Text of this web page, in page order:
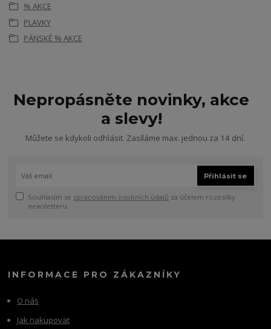
% AKCE
PLAVKY
PÁNSKÉ % AKCE
Nepropásněte novinky, akce
a slevy!
Můžete se kdykoli odhlásit. Zasíláme max. jednou za 14 dní.
Přihlásit se
Souhlasím se zpracováním osobních údajů za účelem rozesílky
newsletteru.
INFORMACE PRO ZÁKAZNÍKY
O nás
Jak nakupovat